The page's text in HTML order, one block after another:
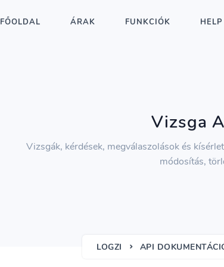
FŐOLDAL ÁRAK FUNKCIÓK
Vizsga
Vizsgák, kérdések, megválaszolások és
módosítás,
LOGZI API